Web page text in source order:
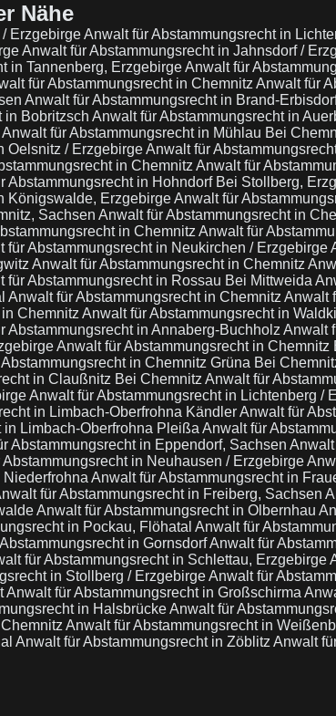
Nähe
ErzgebirgeAnwalt für Abstammungsrecht in
Anwalt für Abstammungsrecht in Jahnsdorf /
in Tannenberg, ErzgebirgeAnwalt für
für Abstammungsrecht in Chemnitz Anwalt für
Anwalt für Abstammungsrecht in Brand-
in Bobritzsch Anwalt für Abstammungsrecht in
Anwalt für Abstammungsrecht in Mühlau Bei
Oelsnitz / ErzgebirgeAnwalt für
in Chemnitz Anwalt für
Abstammungsrecht in Hohndorf Bei Stollberg,
Königswalde, ErzgebirgeAnwalt für
Sachsen Anwalt für Abstammungsrecht in
in Chemnitz Anwalt für
für Abstammungsrecht in Neukirchen / Erzgebirge
Anwalt für Abstammungsrecht in Chemnitz
für Abstammungsrecht in Rossau Bei Mittweida
Anwalt für Abstammungsrecht in Chemnitz Anwalt
Chemnitz Anwalt für Abstammungsrecht in
Abstammungsrecht in Annaberg-Buchholz Anwalt
Anwalt für Abstammungsrecht in
in Chemnitz Grüna Bei
in Claußnitz Bei Chemnitz Anwalt für
Anwalt für Abstammungsrecht in Lichtenberg /
in Limbach-Oberfrohna KändlerAnwalt für
Limbach-Oberfrohna Pleißa Anwalt für
Abstammungsrecht in Eppendorf, Sachsen
in Neuhausen / Erzgebirge
Anwalt für Abstammungsrecht in
für Abstammungsrecht in Freiberg, Sachsen
Anwalt für Abstammungsrecht in Olbernhau
in Pockau, Flöhatal Anwalt für
in GornsdorfAnwalt für
für Abstammungsrecht in Schlettau, Erzgebirge
in Stollberg / ErzgebirgeAnwalt für
Anwalt für Abstammungsrecht in Großschirma
in HalsbrückeAnwalt für
Anwalt für Abstammungsrecht in
Anwalt für Abstammungsrecht in Zöblitz Anwalt